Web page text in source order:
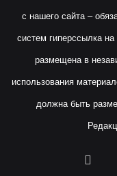
с нашего сайта –
систем гиперссылка
размещена в
использования
должна быть